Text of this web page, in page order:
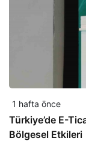
1 hafta önce
Türkiye’de E-
Bölgesel Etkileri